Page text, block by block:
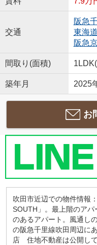
交通
阪急
東海
阪急
間取り(面積)
築年月 2025
お
吹田市近辺での物件情報
SOUTH」。最上階のア
のあるアパート。風通し
の阪急千里線吹田周辺に
店 住地不動産は公開し